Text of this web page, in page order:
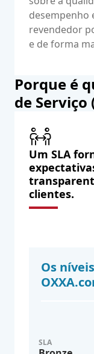
desempenho
revendedor
e de forma
Porque é
de
Um SLA
clientes.
Os
SLA